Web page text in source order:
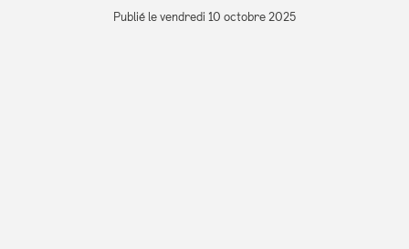
Publié le vendredi 10 octobre 2025